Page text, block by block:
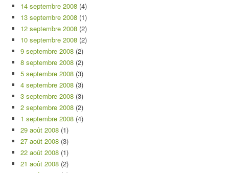
14 septembre 2008 (4)
13 septembre 2008 (1)
12 septembre 2008 (2)
10 septembre 2008 (2)
9 septembre 2008 (2)
8 septembre 2008 (2)
5 septembre 2008 (3)
4 septembre 2008 (3)
3 septembre 2008 (3)
2 septembre 2008 (2)
1 septembre 2008 (4)
29 août 2008 (1)
27 août 2008 (3)
22 août 2008 (1)
21 août 2008 (2)